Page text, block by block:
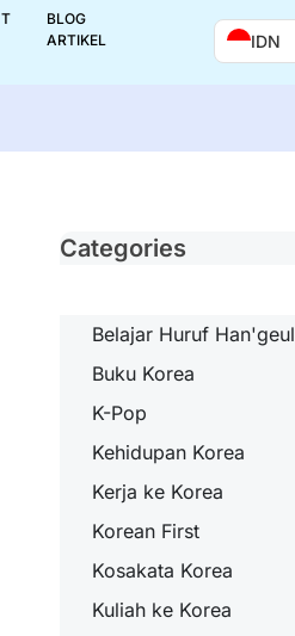
BLOG
ARTIKEL
IDN
Categories
Belajar Huruf Han'geul
Buku Korea
K-Pop
Kehidupan Korea
Kerja ke Korea
Korean First
Kosakata Korea
Kuliah ke Korea